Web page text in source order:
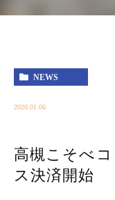
NEWS
2020.01.06
高槻こそべ
ス決済開始